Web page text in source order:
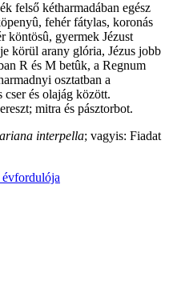
felső kétharmadában egész
fehér fátylas, koronás
köntösû, gyermek Jézust
körül arany glória, Jézus jobb
R és M betûk, a Regnum
osztatban a
cser és olajág között.
mitra és pásztorbot.
interpella; vagyis: Fiadat